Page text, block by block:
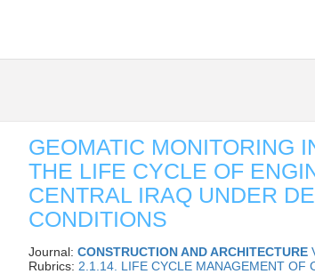
GEOMATIC MONITORING
THE LIFE CYCLE OF
CENTRAL IRAQ UNDER
CONDITIONS
Journal: CONSTRUCTION AND ARCHITECTURE
Rubrics: 2.1.14. LIFE CYCLE MANAGEMENT OF